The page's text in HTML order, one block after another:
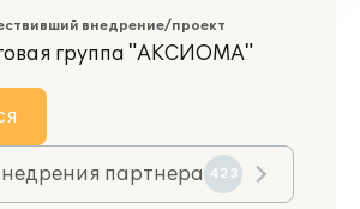
внедрение/проект
группа "АКСИОМА"
партнера 423